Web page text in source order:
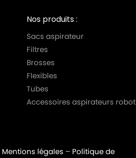
Nos produits :
Sacs aspirateur
Filtres
Brosses
Flexibles
Tubes
Accessoires aspirateurs robot
Mentions légales – Politique de